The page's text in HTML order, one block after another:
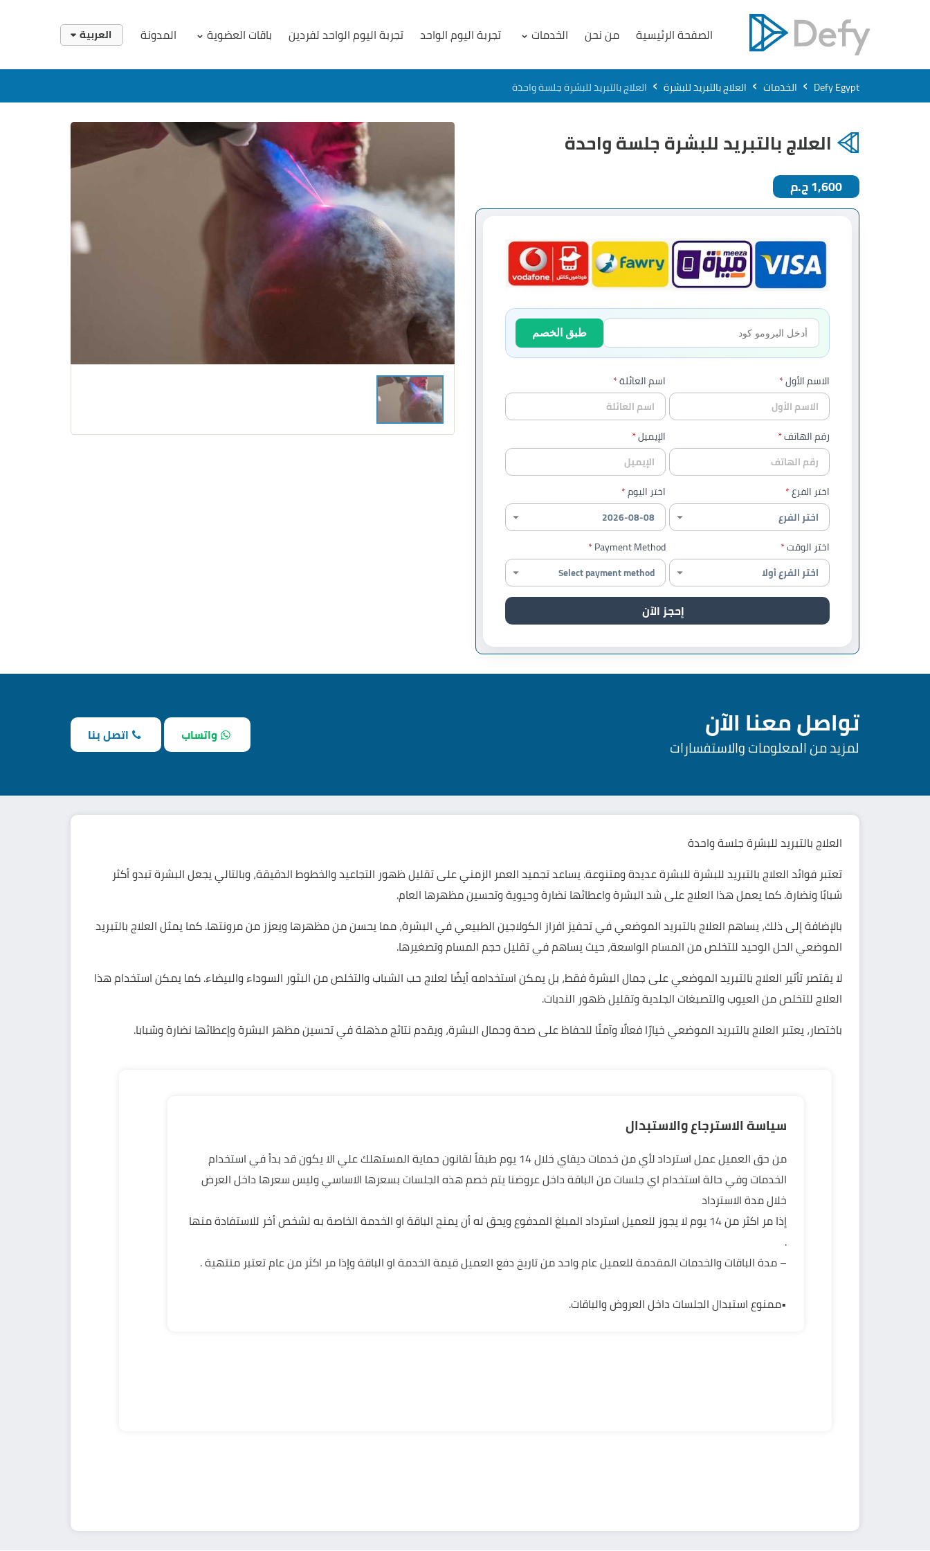
الصفحة الرئيسية من نحن الخدمات تجربة اليوم الواحد تجربة اليوم الواحد لفردين باقات العضوية المدونة العربية
Defy Egypt
› الخدمات › العلاج بالتبريد للبشرة › العلاج بالتبريد للبشرة جلسة واحدة
العلاج بالتبريد للبشرة جلسة واحدة
1,600 ج.م
طبق الخصم
الاسم الأول اسم العائلة
رقم الهاتف الإيميل
اختر الفرع اختر اليوم
اختر الوقت Payment Method
إحجز الآن
تواصل معنا الآن
لمزيد من المعلومات والاستفسارات
واتساب اتصل بنا
العلاج بالتبريد للبشرة جلسة واحدة
تعتبر فوائدالعلاج بالتبريد للبشرةللبشرة عديدة ومتنوعة. يساعد تجميد العمر الزمني على تقليل ظهور التجاعيد والخطوط الدقيقة، وبالتالي يجعل البشرة تبدو أكثر
شبابًا ونضارة. كما يعمل هذا العلاج على شد البشرة واعطائها نضارة وحيوية وتحسين مظهرها العام.
بالإضافة إلى ذلك، يساهم العلاج بالتبريد الموضعي في تحفيز افراز الكولاجين الطبيعي في البشرة، مما يحسن من مظهرها ويعزز من مرونتها. كما يمثل العلاج بالتبريد
الموضعي الحل الوحيد للتخلص من المسام الواسعة، حيث يساهم في تقليل حجم المسام وتصغيرها.
لا يقتصر تأثير العلاج بالتبريد الموضعي على جمال البشرة فقط، بل يمكن استخدامه أيضًا لعلاج حب الشباب والتخلص من البثور السوداء والبيضاء. كما يمكن استخدام هذا
العلاج للتخلص من العيوب والتصبغات الجلدية وتقليل ظهور الندبات.
باختصار، يعتبر العلاج بالتبريد الموضعي خيارًا فعالًا وآمنًا للحفاظ على صحة وجمال البشرة، ويقدم نتائج مذهلة في تحسين مظهر البشرة وإعطائها نضارة وشبابا.
سياسة الاسترجاع والاستبدال
من حق العميل عمل استرداد لأي من خدمات ديفاي خلال 14 يوم طبقاً لقانون حماية المستهلك علي الا يكون قد بدأ في استخدام
الخدمات وفي حالة استخدام اي جلسات من الباقة داخل عروضنا يتم خصم هذه الجلسات بسعرها الاساسي وليس سعرها داخل العرض
خلال مدة الاسترداد
إذا مر اكثر من 14 يوم لا يجوز للعميل استرداد المبلغ المدفوع ويحق له أن يمنح الباقة او الخدمة الخاصة به لشخص أخر للاستفادة منها
.
– مدة الباقات والخدمات المقدمة للعميل عام واحد من تاريخ دفع العميل قيمة الخدمة او الباقة وإذا مر اكثر من عام تعتبر منتهية .
•ممنوع استبدال الجلسات داخل العروض والباقات.